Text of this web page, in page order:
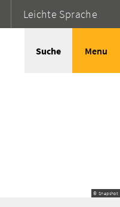
Leichte Sprache
Suche Menu
© Snapshot